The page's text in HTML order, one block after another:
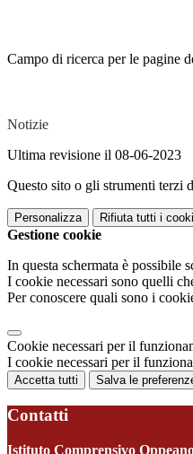
Campo di ricerca per le pagine
Notizie
Ultima revisione il 08-06-2023
Questo sito o gli strumenti terzi
Personalizza Rifiuta tutti i
Gestione cookie
In questa schermata è possibile
I cookie necessari sono quelli
Per conoscere quali sono i
Cookie necessari per il
I cookie necessari per il
Accetta tutti Salva le
Contatti
Istituto Comprensivo